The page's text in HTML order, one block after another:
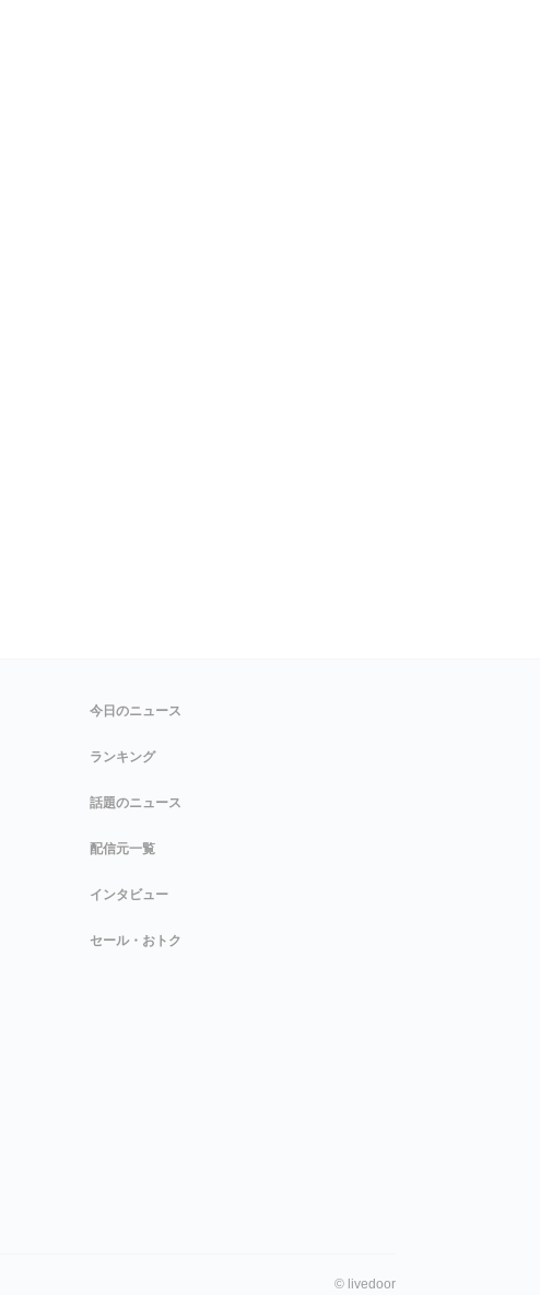
今日のニュース
ランキング
話題のニュース
配信元一覧
インタビュー
セール・おトク
© livedoor